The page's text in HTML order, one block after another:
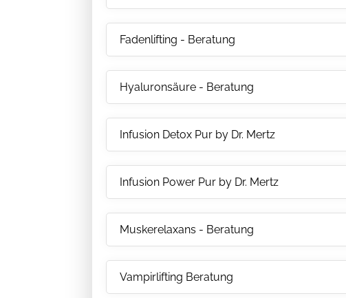
Fadenlifting - Beratung
Hyaluronsäure - Beratung
Infusion Detox Pur by Dr. Mertz
Infusion Power Pur by Dr. Mertz
Muskerelaxans - Beratung
Vampirlifting Beratung